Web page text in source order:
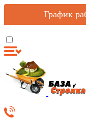
График